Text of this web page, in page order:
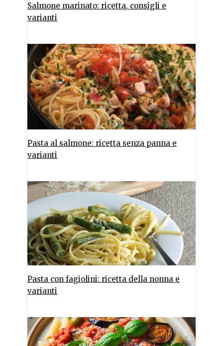
Salmone marinato: ricetta, consigli e
varianti
Pasta al salmone: ricetta senza panna e
varianti
Pasta con fagiolini: ricetta della nonna e
varianti